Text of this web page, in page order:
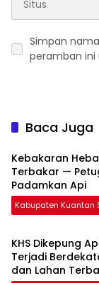
Simpan
peramban ini
Baca Juga
Kebakaran
Terbakar —
Padamkan Api
Kabupaten Kuantan
KHS Dikepung
Terjadi
dan Lahan